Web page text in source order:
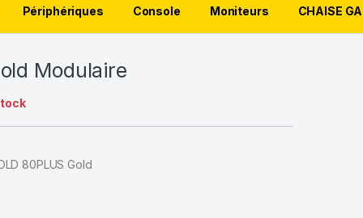
Périphériques Console Moniteurs CHAISE
Modulaire
80PLUS Gold